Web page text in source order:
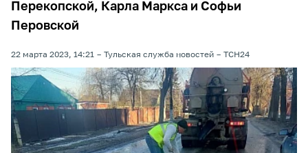
Перекопской, Карла Маркса и Софьи
Перовской
22 марта 2023, 14:21 Тульская служба новостей ТСН24